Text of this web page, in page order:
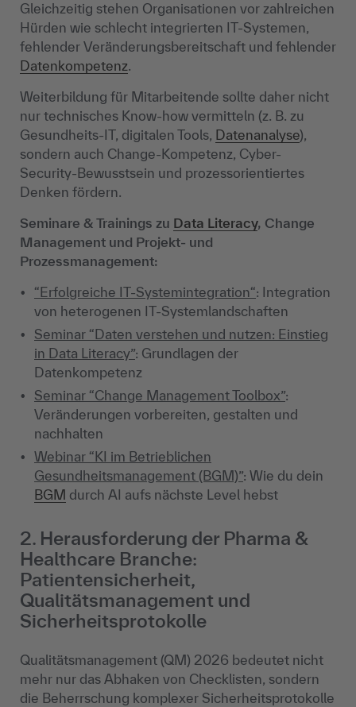
Gleichzeitig stehen Organisationen vor zahlreichen
Hürden wie schlecht integrierten IT-Systemen,
fehlender Veränderungsbereitschaft und fehlender
Datenkompetenz.
Weiterbildung für Mitarbeitende sollte daher nicht
nur technisches Know-how vermitteln (z. B. zu
Gesundheits-IT, digitalen Tools, Datenanalyse),
sondern auch Change-Kompetenz, Cyber-
Security-Bewusstsein und prozessorientiertes
Denken fördern.
Seminare & Trainings zu Data Literacy, Change
Management und Projekt- und
Prozessmanagement:
“Erfolgreiche IT-Systemintegration“: Integration
von heterogenen IT-Systemlandschaften
Seminar “Daten verstehen und nutzen: Einstieg
in Data Literacy”: Grundlagen der
Datenkompetenz
Seminar “Change Management Toolbox”:
Veränderungen vorbereiten, gestalten und
nachhalten
Webinar “KI im Betrieblichen
Gesundheitsmanagement (BGM)”: Wie du dein
BGM durch AI aufs nächste Level hebst
2. Herausforderung der Pharma &
Healthcare Branche:
Patientensicherheit,
Qualitätsmanagement und
Sicherheitsprotokolle
Qualitätsmanagement (QM) 2026 bedeutet nicht
mehr nur das Abhaken von Checklisten, sondern
die Beherrschung komplexer Sicherheitsprotokolle